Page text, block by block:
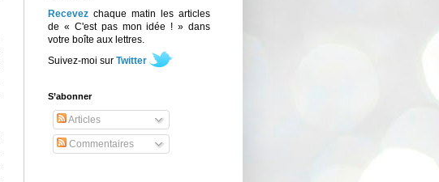
Recevez chaque matin les articles
de « C'est pas mon idée ! » dans
votre boîte aux lettres.
Suivez-moi sur Twitter
S’abonner
Articles
Commentaires